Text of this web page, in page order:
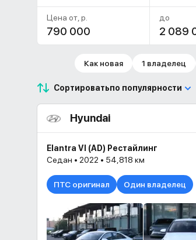
Цена от, р. до
Как новая 1 владелец
Сортироватьпо популярности
Hyundai
Elantra VI (AD) Рестайлинг
Седан • 2022 • 54,818 км
ПТС оригинал Один владелец